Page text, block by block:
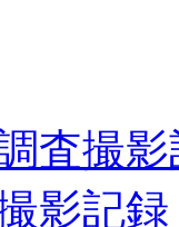
査撮
影記録